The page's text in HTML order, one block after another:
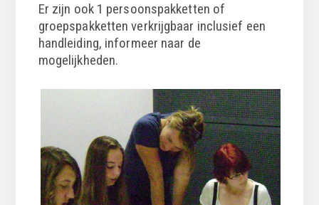
Er zijn ook 1 persoonspakketten of
groepspakketten verkrijgbaar inclusief een
handleiding, informeer naar de
mogelijkheden.